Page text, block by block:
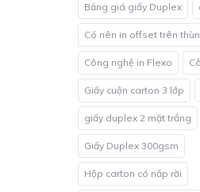
Bảng giá giấy Duplex
Có nên in offset trên
Công nghệ in Flexo
Giấy cuộn carton 3 lớp
giấy duplex 2 mặt trắng
Giấy Duplex 300gsm
Hộp carton có nắp rời